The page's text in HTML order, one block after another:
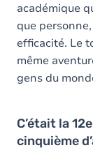
académique
que
efficacité. Le
même
gens du
C’était la
cinquième